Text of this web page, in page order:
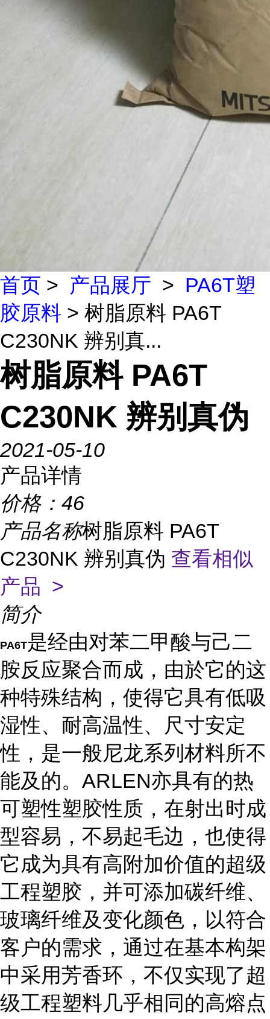
首页 > 产品展厅 > PA6T塑
胶原料 > 树脂原料 PA6T
C230NK 辨别真...
树脂原料 PA6T
C230NK 辨别真伪
2021-05-10
产品详情
价格： 46
产品名称树脂原料 PA6T
C230NK 辨别真伪 查看相似
产品 >
简介
PA6T是经由对苯二甲酸与己二
胺反应聚合而成，由於它的这
种特殊结构，使得它具有低吸
湿性、耐高温性、尺寸安定
性，是一般尼龙系列材料所不
能及的。ARLEN亦具有的热
可塑性塑胶性质，在射出时成
型容易，不易起毛边，也使得
它成为具有高附加价值的超级
工程塑胶，并可添加碳纤维、
玻璃纤维及变化颜色，以符合
客户的需求，通过在基本构架
中采用芳香环，不仅实现了超
级工程塑料几乎相同的高熔点